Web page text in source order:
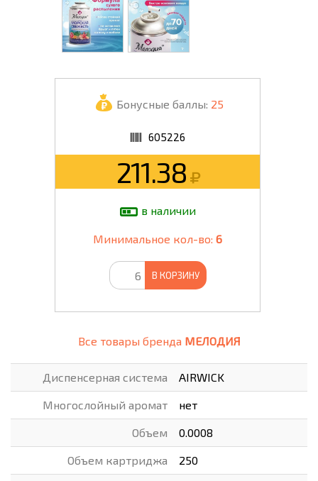
Бонусные баллы: 25
605226
211.38
в наличии
Минимальное кол-во: 6
В КОРЗИНУ
Все товары бренда МЕЛОДИЯ
Диспенсерная система AIRWICK
Многослойный аромат нет
Объем 0.0008
Объем картриджа 250